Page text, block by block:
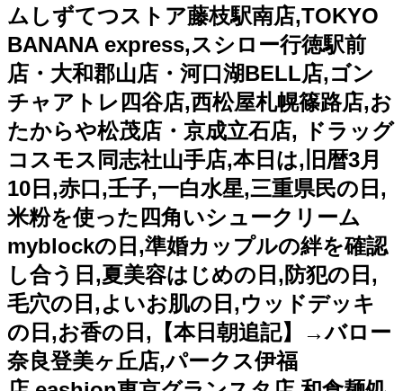
ムしずてつストア藤枝駅南店,TOKYO
BANANA express,スシロー行徳駅前
店・大和郡山店・河口湖BELL店,ゴン
チャアトレ四谷店,西松屋札幌篠路店,お
たからや松茂店・京成立石店, ドラッグ
コスモス同志社山手店,本日は,旧暦3月
10日,赤口,壬子,一白水星,三重県民の日,
米粉を使った四角いシュークリーム
myblockの日,準婚カップルの絆を確認
し合う日,夏美容はじめの日,防犯の日,
毛穴の日,よいお肌の日,ウッドデッキ
の日,お香の日,【本日朝追記】→バロー
奈良登美ヶ丘店,パークス伊福